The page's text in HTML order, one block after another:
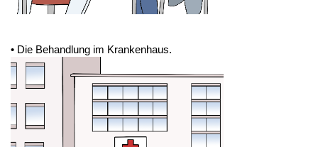
• Die Behandlung im Krankenhaus.